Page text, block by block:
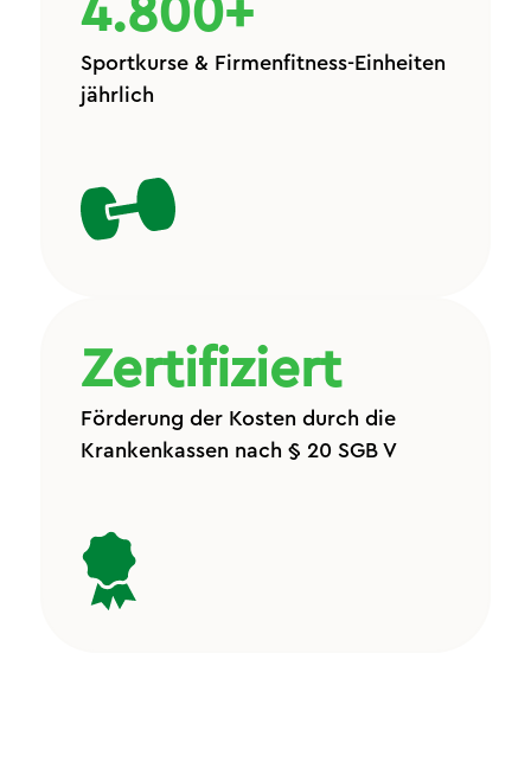
4.800+
Sportkurse & Firmenfitness-Einheiten
jährlich
Zertifiziert
Förderung der Kosten durch die
Krankenkassen nach § 20 SGB V